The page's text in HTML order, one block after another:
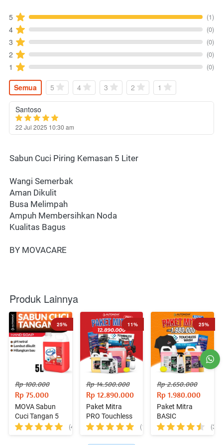
5 (1)
4 (0)
3 (0)
2 (0)
1 (0)
Semua 5 4 3 2 1
Santoso
22 Jul 2025 10:30 am
Sabun Cuci Piring Kemasan 5 Liter
Wangi Semerbak
Aman Dikulit
Busa Melimpah
Ampuh Membersihkan Noda
Kualitas Bagus
BY MOVACARE
Produk Lainnya
Rp 100.000
Rp 75.000
MOVA Sabun
Cuci Tangan 5
Liter
(4)
25%
Rp 14.500.000
Rp 12.890.000
Paket Mitra
PRO Touchless
Wash Lengkap
(10)
11%
Rp 2.650.000
Rp 1.980.000
Paket Mitra
BASIC
Touchless Wash
(3)
25%